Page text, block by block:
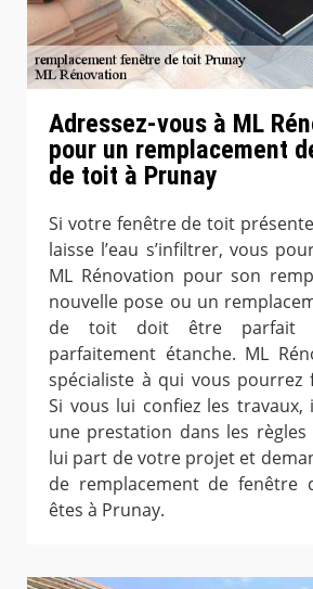
Adressez-vous à ML
pour un remplacement
de toit à Prunay
Si votre fenêtre de toit
laisse l’eau s’infiltrer, vous
ML Rénovation pour son
nouvelle pose ou un
de toit doit être parfait
parfaitement étanche. ML
spécialiste à qui vous pourrez
Si vous lui confiez les
une prestation dans les règles
lui part de votre projet et
de remplacement de fenêtre
êtes à Prunay.